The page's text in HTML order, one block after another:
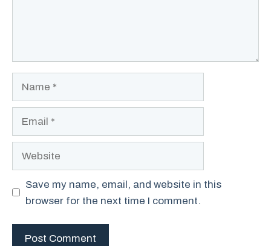
Save my name, email, and website in this
browser for the next time I comment.